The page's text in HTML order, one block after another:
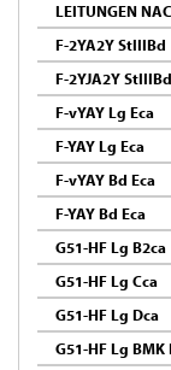
LEITUNGEN
F-2YA2Y StIIIBd
F-2YJA2Y StIIIBd
F-vYAY Lg Eca
F-YAY Lg Eca
F-vYAY Bd Eca
F-YAY Bd Eca
G51-HF Lg B2ca
G51-HF Lg Cca
G51-HF Lg Dca
G51-HF Lg BMK